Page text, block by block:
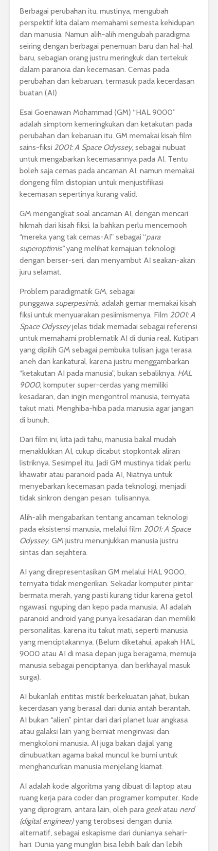
Berbagai perubahan itu, mustinya, mengubah
perspektif kita dalam memahami semesta kehidupan
dan manusia. Namun alih-alih mengubah paradigma
seiring dengan berbagai penemuan baru dan hal-hal
baru, sebagian orang justru meringkuk dan tertekuk
dalam paranoia dan kecemasan. Cemas pada
perubahan dan kebaruan, termasuk pada kecerdasan
buatan (AI)
Esai Goenawan Mohammad (GM) “HAL 9000”
adalah simptom kemeringkukan dan ketakutan pada
perubahan dan kebaruan itu. GM memakai kisah film
sains-fiksi 2001: A Space Odyssey, sebagai nubuat
untuk mengabarkan kecemasannya pada AI. Tentu
boleh saja cemas pada ancaman AI, namun memakai
dongeng film distopian untuk menjustifikasi
kecemasan sepertinya kurang valid.
GM mengangkat soal ancaman AI, dengan mencari
hikmah dari kisah fiksi. Ia bahkan perlu mencemooh
“mereka yang tak cemas-AI” sebagai “para
superoptimis”yang melihat kemajuan teknologi
dengan berser-seri, dan menyambut AI seakan-akan
juru selamat.
Problem paradigmatik GM, sebagai
punggawa superpesimis, adalah gemar memakai kisah
fiksi untuk menyuarakan pesiimismenya. Film 2001: A
Space Odysseyjelas tidak memadai sebagai referensi
untuk memahami problematik AI di dunia real. Kutipan
yang dipilih GM sebagai pembuka tulisan juga terasa
aneh dan karikatural, karena justru menggambarkan
“ketakutan AI pada manusia”, bukan sebaliknya. HAL
9000, komputer super-cerdas yang memiliki
kesadaran, dan ingin mengontrol manusia, ternyata
takut mati. Menghiba-hiba pada manusia agar jangan
di bunuh.
Dari film ini, kita jadi tahu, manusia bakal mudah
menaklukkan AI, cukup dicabut stopkontak aliran
listriknya. Sesimpel itu. Jadi GM mustinya tidak perlu
khawatir atau paranoid pada AI, Niatnya untuk
menyebarkan kecemasan pada teknologi, menjadi
tidak sinkron dengan pesan tulisannya.
Alih-alih mengabarkan tentang ancaman teknologi
pada eksistensi manusia, melalui film 2001: A Space
Odyssey, GM justru menunjukkan manusia justru
sintas dan sejahtera.
AI yang direpresentasikan GM melalui HAL 9000,
ternyata tidak mengerikan. Sekadar komputer pintar
bermata merah, yang pasti kurang tidur karena getol
ngawasi, nguping dan kepo pada manusia. AI adalah
paranoid android yang punya kesadaran dan memiliki
personalitas, karena itu takut mati, seperti manusia
yang menciptakannya. (Belum diketahui, apakah HAL
9000 atau AI di masa depan juga beragama, memuja
manusia sebagai penciptanya, dan berkhayal masuk
surga).
AI bukanlah entitas mistik berkekuatan jahat, bukan
kecerdasan yang berasal dari dunia antah berantah.
AI bukan “alien” pintar dari dari planet luar angkasa
atau galaksi lain yang berniat menginvasi dan
mengkoloni manusia. AI juga bakan dajjal yang
dinubuatkan agama bakal muncul ke bumi untuk
menghancurkan manusia menjelang kiamat.
AI adalah kode algoritma yang dibuat di laptop atau
ruang kerja para coder dan programer komputer. Kode
yang diprogram, antara lain, oleh para geekatau nerd
(digital engineer)yang terobsesi dengan dunia
alternatif, sebagai eskapisme dari dunianya sehari-
hari. Dunia yang mungkin bisa lebih baik dan lebih